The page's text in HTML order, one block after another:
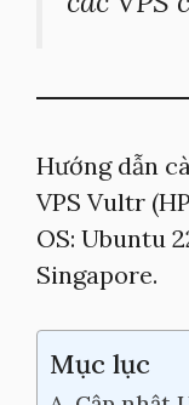
Hướng dẫn
VPS Vultr
OS: Ubuntu
Singapore.
Mục lục